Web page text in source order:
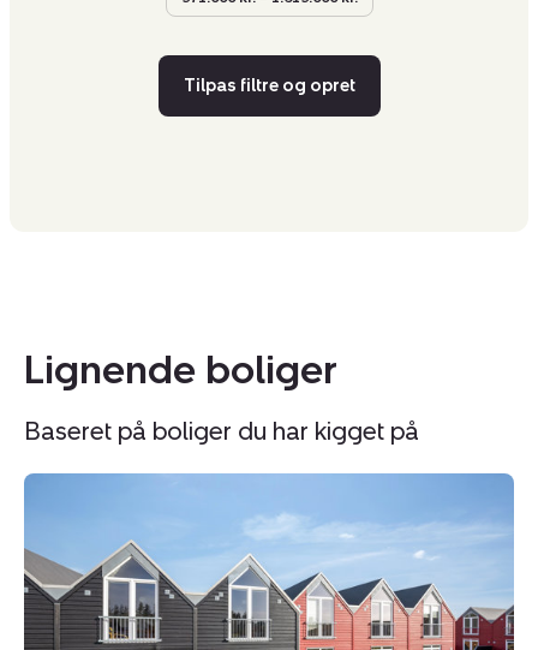
Tilpas filtre og opret
Lignende boliger
Baseret på boliger du har kigget på
Feriepark
146D,
Lønne,
6830